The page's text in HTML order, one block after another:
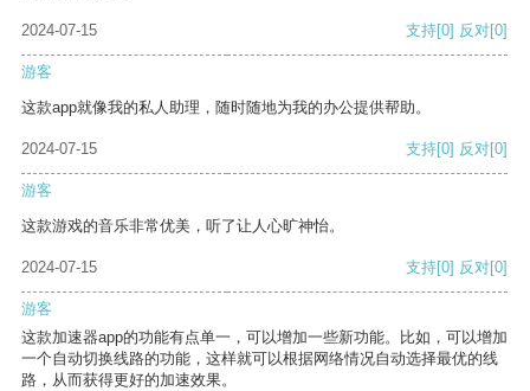
2024-07-15 支持[0] 反对[0]
游客
这款app就像我的私人助理，随时随地为我的办公提供帮助。
2024-07-15 支持[0] 反对[0]
游客
这款游戏的音乐非常优美，听了让人心旷神怡。
2024-07-15 支持[0] 反对[0]
游客
这款加速器app的功能有点单一，可以增加一些新功能。比如，可以增加
一个自动切换线路的功能，这样就可以根据网络情况自动选择最优的线
路，从而获得更好的加速效果。